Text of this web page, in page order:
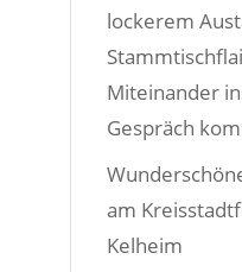
lockerem
Miteinander
Gespräch
am
Kelheim